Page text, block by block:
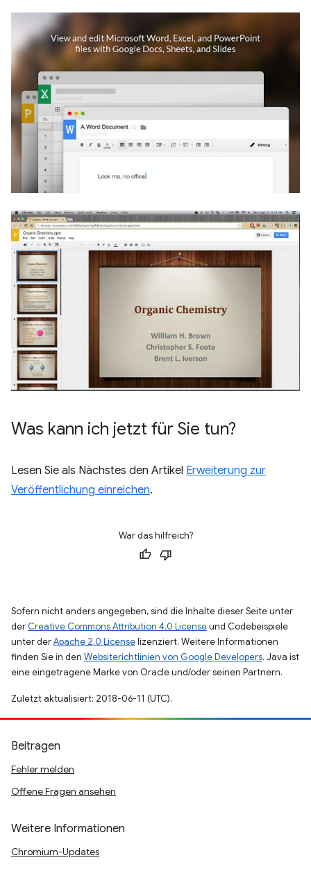
Was kann ich jetzt für Sie tun?
Lesen Sie als Nächstes den Artikel Erweiterung zur
Veröffentlichung einreichen.
War das hilfreich?
Sofern nicht anders angegeben, sind die Inhalte dieser Seite unter
der Creative Commons Attribution 4.0 Licenseund Codebeispiele
unter derApache 2.0 Licenselizenziert. Weitere Informationen
finden Sie in den Websiterichtlinien von Google Developers. Java ist
eine eingetragene Marke von Oracle und/oder seinen Partnern.
Zuletzt aktualisiert: 2018-06-11 (UTC).
Beitragen
Fehler melden
Offene Fragen ansehen
Weitere Informationen
Chromium-Updates